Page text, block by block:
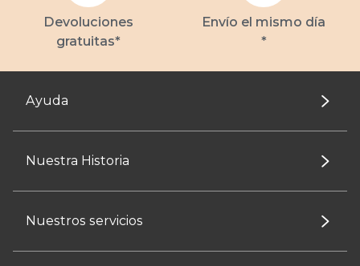
Devoluciones
gratuitas*
Envío el mismo día
*
Ayuda
Nuestra Historia
Nuestros servicios